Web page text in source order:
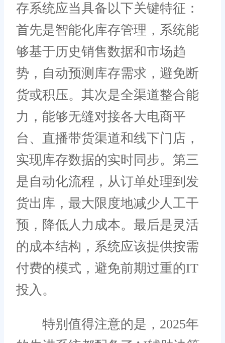
存系统应当具备以下关键特征：
首先是智能化库存管理，系统能
够基于历史销售数据和市场趋
势，自动预测库存需求，避免断
货或积压。其次是全渠道整合能
力，能够无缝对接各大电商平
台、直播带货渠道和线下门店，
实现库存数据的实时同步。第三
是自动化流程，从订单处理到发
货出库，最大限度地减少人工干
预，降低人力成本。最后是灵活
的成本结构，系统应该提供按需
付费的模式，避免前期过重的IT
投入。
特别值得注意的是，2025年